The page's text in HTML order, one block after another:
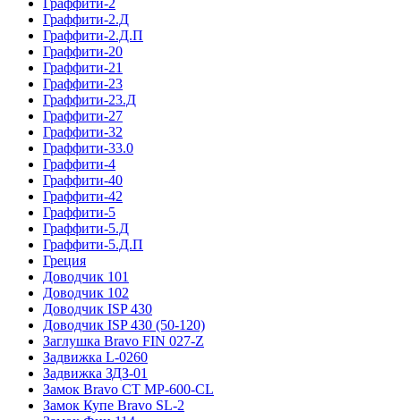
Граффити-2
Граффити-2.Д
Граффити-2.Д.П
Граффити-20
Граффити-21
Граффити-23
Граффити-23.Д
Граффити-27
Граффити-32
Граффити-33.0
Граффити-4
Граффити-40
Граффити-42
Граффити-5
Граффити-5.Д
Граффити-5.Д.П
Греция
Доводчик 101
Доводчик 102
Доводчик ISP 430
Доводчик ISP 430 (50-120)
Заглушка Bravo FIN 027-Z
Задвижка L-0260
Задвижка ЗДЗ-01
Замок Bravo СТ MP-600-CL
Замок Купе Bravo SL-2